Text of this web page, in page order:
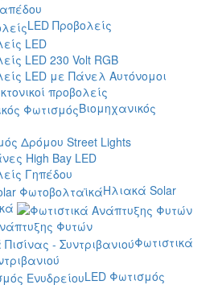
LED Προβολείς
LED
LED 230 Volt RGB
LED με Πάνελ Αυτόνομοι
προβολείς
Βιομηχανικός
Δρόμου Street Lights
High Bay LED
Γηπέδου
Ηλιακά Solar
Φυτών
Φωτιστικά
LED Φωτισμός